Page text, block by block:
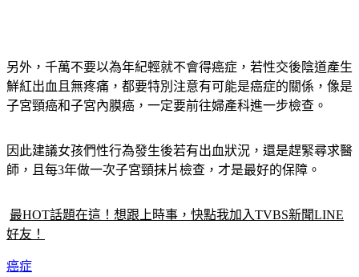
另外，千萬不要以為年紀輕就不會得癌症，若性交後陰道產生
鮮紅出血且無疼痛，都要特別注意有可能是癌症的關係，像是
因此建議女孩們性行為發生後若有出血狀況，還是趕緊尋求醫
最HOT話題在這！想跟上時事，快點我加入TVBS新聞LINE